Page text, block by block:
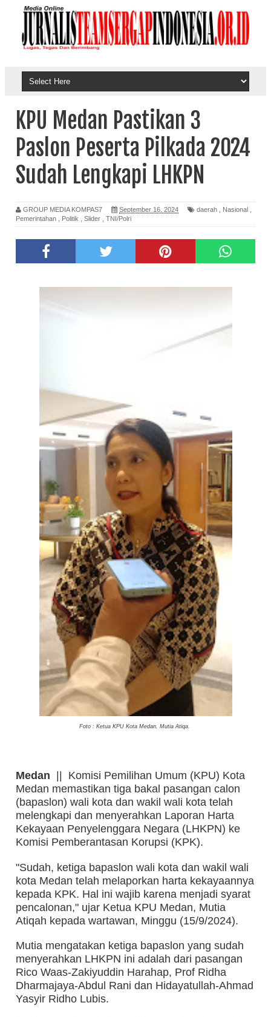
KPU Medan Pastikan 3
Paslon Peserta Pilkada 2024
Sudah Lengkapi LHKPN
GROUP MEDIA KOMPAS7 September 16, 2024 daerah Nasional
Pemerintahan
Politik Slider TNI/Polri
Foto : Ketua KPU Kota Medan, Mutia Atiqa.
Medan || Komisi Pemilihan Umum (KPU) Kota
Medan memastikan tiga bakal pasangan calon
(bapaslon) wali kota dan wakil wali kota telah
melengkapi dan menyerahkan Laporan Harta
Kekayaan Penyelenggara Negara (LHKPN) ke
Komisi Pemberantasan Korupsi (KPK).
"Sudah, ketiga bapaslon wali kota dan wakil wali
kota Medan telah melaporkan harta kekayaannya
kepada KPK. Hal ini wajib karena menjadi syarat
pencalonan," ujar Ketua KPU Medan, Mutia
Atiqah kepada wartawan, Minggu (15/9/2024).
Mutia mengatakan ketiga bapaslon yang sudah
menyerahkan LHKPN ini adalah dari pasangan
Rico Waas-Zakiyuddin Harahap, Prof Ridha
Dharmajaya-Abdul Rani dan Hidayatullah-Ahmad
Yasyir Ridho Lubis.